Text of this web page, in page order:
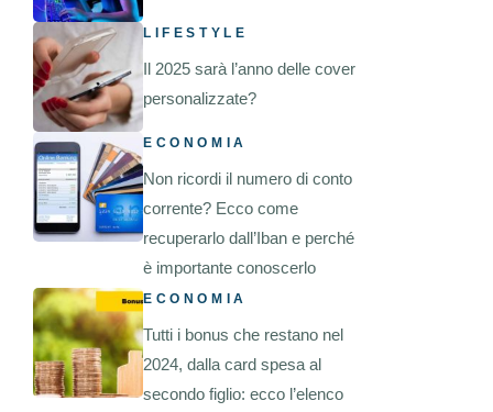
LIFESTYLE
Il 2025 sarà l’anno delle cover
personalizzate?
ECONOMIA
Non ricordi il numero di conto
corrente? Ecco come
recuperarlo dall’Iban e perché
è importante conoscerlo
ECONOMIA
Tutti i bonus che restano nel
2024, dalla card spesa al
secondo figlio: ecco l’elenco